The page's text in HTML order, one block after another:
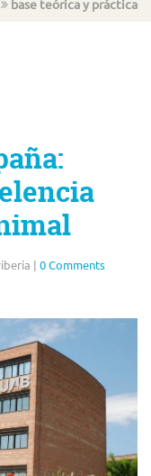
base teórica y práctica
| 0 Comments